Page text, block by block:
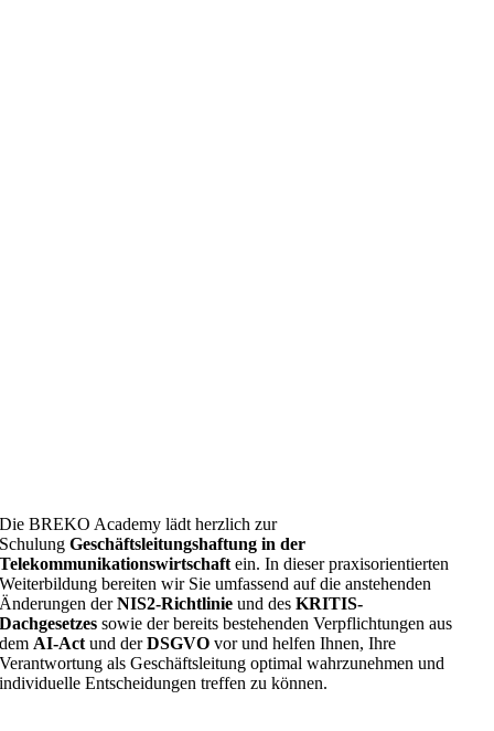
Die BREKO Academy lädt herzlich zur
SchulungGeschäftsleitungshaftung in der
Telekommunikationswirtschaft ein. In dieser praxisorientierten
Weiterbildung bereiten wir Sie umfassend auf die anstehenden
Änderungen derNIS2-Richtlinieund desKRITIS-
Dachgesetzes sowie der bereits bestehenden Verpflichtungen aus
dem AI-Act und derDSGVOvor und helfen Ihnen, Ihre
Verantwortung als Geschäftsleitung optimal wahrzunehmen und
individuelle Entscheidungen treffen zu können.